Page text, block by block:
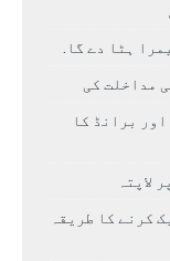
مداخلت کی
کے مقامات اور برانڈ کا
کرنے کا طریقہ